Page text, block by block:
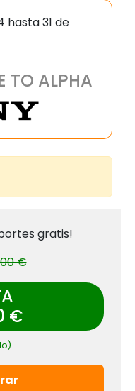
hasta 31 de
TO ALPHA
gratis!
€
€